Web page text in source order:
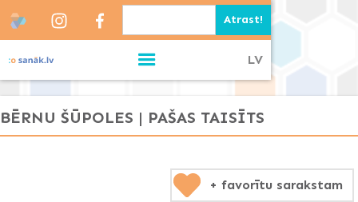
LV
BĒRNU ŠŪPOLES | PAŠAS TAISĪTS
+ favorītu sarakstam